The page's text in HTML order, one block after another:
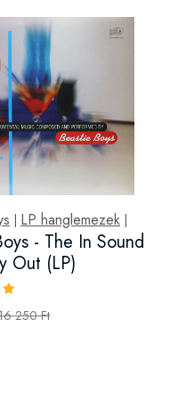
LP hanglemezek
- The In Sound
Out (LP)
250 Ft